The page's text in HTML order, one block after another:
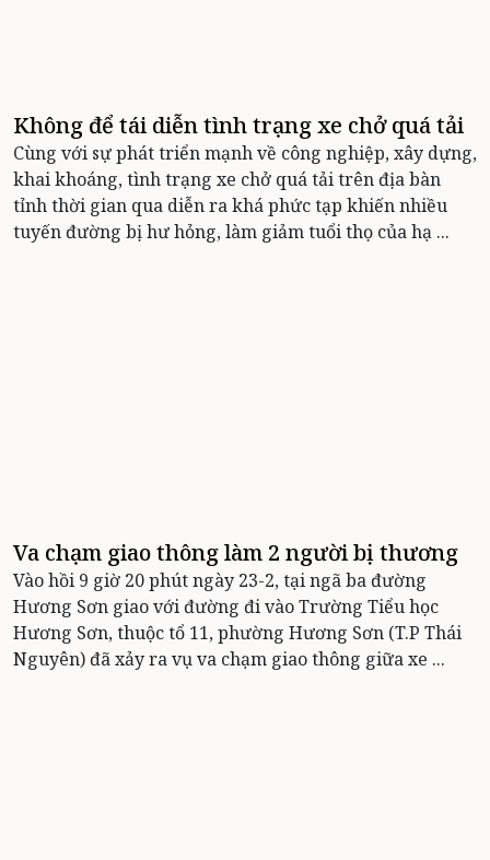
Không để tái diễn tình trạng xe chở quá tải
Cùng với sự phát triển mạnh về công nghiệp, xây dựng,
khai khoáng, tình trạng xe chở quá tải trên địa bàn
tỉnh thời gian qua diễn ra khá phức tạp khiến nhiều
tuyến đường bị hư hỏng, làm giảm tuổi thọ của hạ ...
Va chạm giao thông làm 2 người bị thương
Vào hồi 9 giờ 20 phút ngày 23-2, tại ngã ba đường
Hương Sơn giao với đường đi vào Trường Tiểu học
Hương Sơn, thuộc tổ 11, phường Hương Sơn (T.P Thái
Nguyên) đã xảy ra vụ va chạm giao thông giữa xe ...